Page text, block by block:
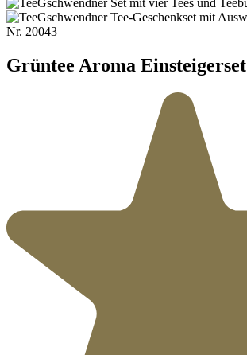
Nr. 20043
Grüntee Aroma Einsteigerset